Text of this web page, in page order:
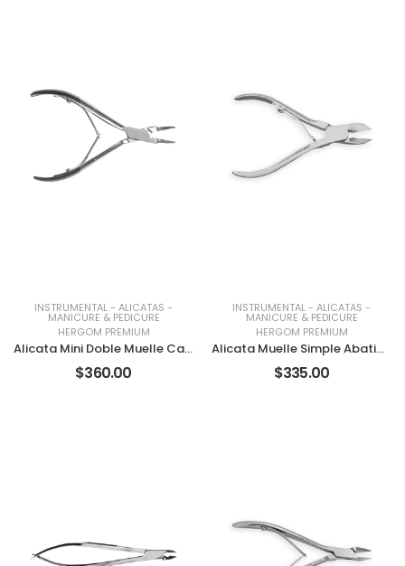
INSTRUMENTAL- ALICATAS -
MANICURE & PEDICURE
HERGOM PREMIUM
Alicata Mini Doble Muelle Cabeza Stretch Recta HP
$360.00
INSTRUMENTAL- ALICATAS -
MANICURE & PEDICURE
HERGOM PREMIUM
Alicata Muelle Simple Abatible Recta HP
$335.00